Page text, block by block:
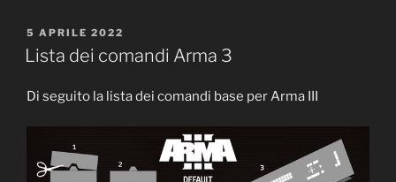
Daniland,
riguarda
dirette
PUBBLICATO
IL
5 APRILE 2022
Lista dei comandi Arma 3
Di seguito la lista dei comandi base per Arma III